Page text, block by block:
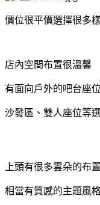
價位很平價選擇很多
店內空間布置很溫馨
有面向戶外的吧台座
沙發區、雙人座位等
上頭有很多雲朵的布置
相當有質感的主題風